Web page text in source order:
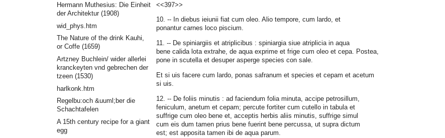
<<397>>
10. -- In diebus ieiunii fiat cum oleo. Alio tempore, cum lardo, et
ponantur carnes loco piscium.
11. -- De spiniargiis et atriplicibus : spiniargia siue atriplicia in aqua
bene calida lota extrahe, de aqua exprime et frige cum oleo et cepa. Postea,
pone in scutella et desuper asperge species con sale.
Et si uis facere cum lardo, ponas safranum et species et cepam et acetum
si uis.
12. -- De foliis minutis : ad faciendum folia minuta, accipe petrosillum,
feniculum, anetum et cepam; percute fortiter cum cutello in tabula et
suffrige cum oleo bene et, acceptis herbis aliis minutis, suffrige simul
cum eis dum tamen prius bene fuerint bene percussa, ut supra dictum
est; est apposita tamen ibi de aqua parum.
Hermann Muthesius: Die Einheit
der Architektur (1908)
wid_phys.htm
The Nature of the drink Kauhi,
or Coffe (1659)
Artzney Buchlein/ wider allerlei
kranckeyten vnd gebrechen der
tzeen (1530)
harlkonk.htm
Regelbu:och &uuml;ber die
Schachtafelen
A 15th century recipe for a giant
egg